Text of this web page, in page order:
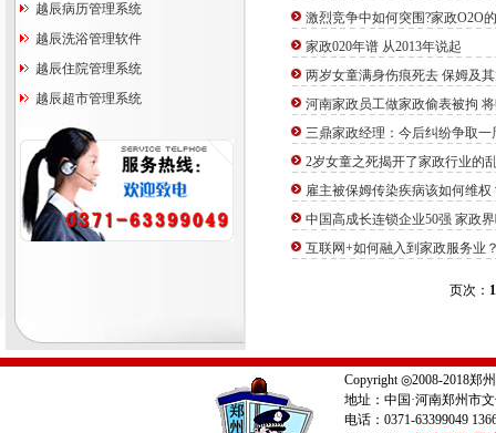
越辰病历管理系统
越辰洗浴管理软件
越辰住院管理系统
越辰超市管理系统
激烈竞争中如何突围?家政O2O
家政020年谱 从2013年说起
两岁女童满身伤痕死去 保姆及
河南家政员工做家政偷表被拘
三鼎家政经理：今后纠纷争取一
2岁女童之死揭开了家政行业的
雇主被保姆传染疾病该如何维权
中国高成长连锁企业50强 家政
互联网+如何融入到家政服务业
页次：
Copyright ◎2008-2018郑
地址：中国·河南郑州市
电话：0371-63399049